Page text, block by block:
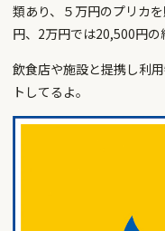
類あり、５万円のプリカ
円、2万円では20,500円の
飲食店や施設と提携し利
トしてるよ。